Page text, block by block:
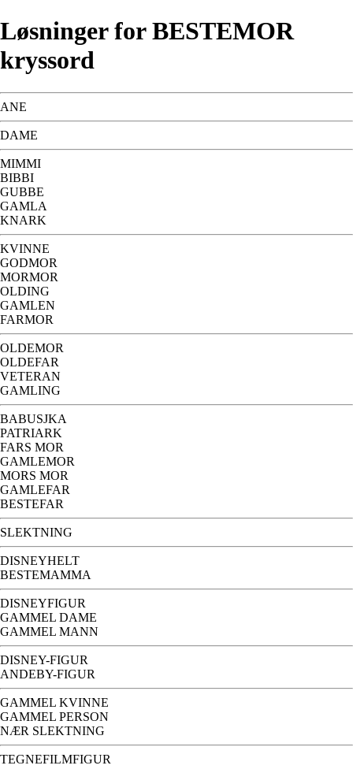
Løsninger for BESTEMOR
kryssord
ANE
DAME
MIMMI
BIBBI
GUBBE
GAMLA
KNARK
KVINNE
GODMOR
MORMOR
OLDING
GAMLEN
FARMOR
OLDEMOR
OLDEFAR
VETERAN
GAMLING
BABUSJKA
PATRIARK
FARS MOR
GAMLEMOR
MORS MOR
GAMLEFAR
BESTEFAR
SLEKTNING
DISNEYHELT
BESTEMAMMA
DISNEYFIGUR
GAMMEL DAME
GAMMEL MANN
DISNEY-FIGUR
ANDEBY-FIGUR
GAMMEL KVINNE
GAMMEL PERSON
NÆR SLEKTNING
TEGNEFILMFIGUR